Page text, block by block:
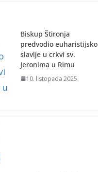
Biskup Štironja
predvodio euharistijsko
slavlje u crkvi sv.
Jeronima u Rimu
10. listopada 2025.